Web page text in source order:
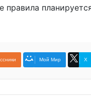
Мой Мир X